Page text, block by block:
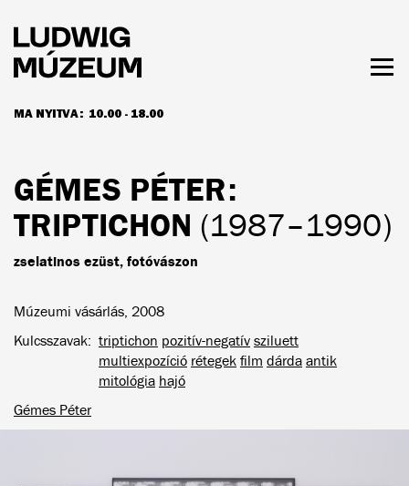
tartalomra
MA NYITVA: 10.00 - 18.00
NYITVATARTÁS ÉS JEGYÁRAK
GÉMES PÉTER:
TRIPTICHON (1987–1990)
zselatinos ezüst, fotóvászon
Múzeumi vásárlás, 2008
Kulcsszavak
triptichon pozitív-negatív sziluett
multiexpozíció rétegek film dárda antik
mitológia hajó
Gémes Péter